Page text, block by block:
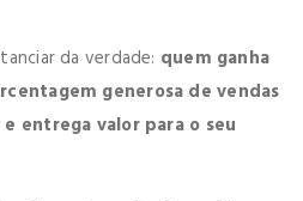
da verdade: quem ganha
generosa de vendas
entrega valor para o seu